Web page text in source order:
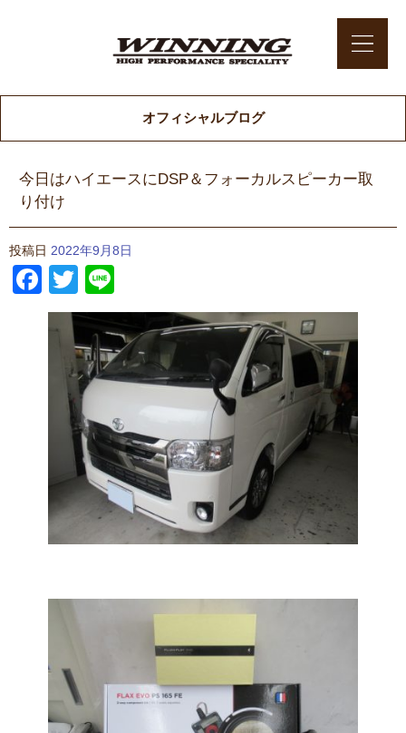
オフィシャルブログ
今日はハイエースにDSP＆フォーカルスピーカー取
り付け
投稿日 2022年9月8日
Facebook
Twitter